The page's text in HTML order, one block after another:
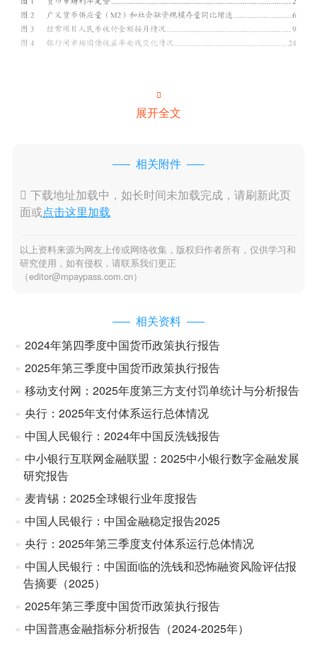

展开全文
相关附件
 下载地址加载中，如长时间未加载完成，请刷新此页
面或点击这里加载
以上资料来源为网友上传或网络收集，版权归作者所有，仅供学习和
研究使用，如有侵权，请联系我们更正
（editor@mpaypass.com.cn）
相关资料
2024年第四季度中国货币政策执行报告
2025年第三季度中国货币政策执行报告
移动支付网：2025年度第三方支付罚单统计与分析报告
央行：2025年支付体系运行总体情况
中国人民银行：2024年中国反洗钱报告
中小银行互联网金融联盟：2025中小银行数字金融发展
研究报告
麦肯锡：2025全球银行业年度报告
中国人民银行：中国金融稳定报告2025
央行：2025年第三季度支付体系运行总体情况
中国人民银行：中国面临的洗钱和恐怖融资风险评估报
告摘要（2025）
2025年第三季度中国货币政策执行报告
中国普惠金融指标分析报告（2024-2025年）